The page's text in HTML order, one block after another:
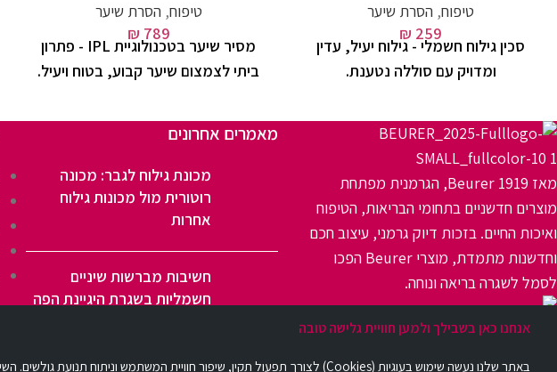
טיפוח, הסרת שיער
₪ 259
סכין גילוח חשמלי - גילוח יעיל, עדין
ומדויק עם סוללה נטענת.
טיפוח, הסרת שיער
₪ 789
מסיר שיער בטכנולוגיית IPL - פתרון
ביתי לצמצום שיער קבוע, בטוח ויעיל.
מאז 1919 Beurer, הגרמנית מפתחת
מוצרים חדשניים בתחומי הבריאות, הטיפוח
ואיכות החיים. בזכות דיוק גרמני, עיצוב חכם
וחדשנות מתמדת, מוצרי Beurer הפכו
לסמל לשגרה בריאה ונוחה.
פתח תקווה
מאמרים אחרונים
מכונת גילוח לגבר: מכונה
רוטורית מול מכונות גילוח
אחרות
חשיבות מברשות שיניים
חשמליות בשגרת היגיינת הפה
אנחנו כאן בשבילך ולמען חוויית גלישה טובה
באתר שלנו נעשה שימוש בעוגיות (Cookies) לצורך תפעול תקין, שיפור חוויית המשתמש וניתוח תנועת גולשים. השימוש בעוגיות מתבצע כחלק בלתי נפרד מהאתר, בהתאם ל